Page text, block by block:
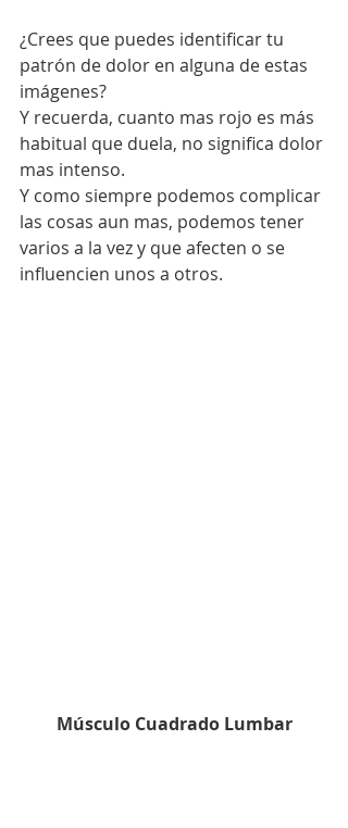
¿Crees que puedes identificar tu
patrón de dolor en alguna de estas
imágenes?
Y recuerda, cuanto mas rojo es más
habitual que duela, no significa dolor
mas intenso.
Y como siempre podemos complicar
las cosas aun mas, podemos tener
varios a la vez y que afecten o se
influencien unos a otros.
Músculo Cuadrado Lumbar